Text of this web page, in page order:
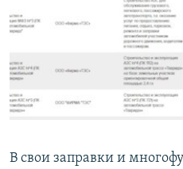
В свои заправки и